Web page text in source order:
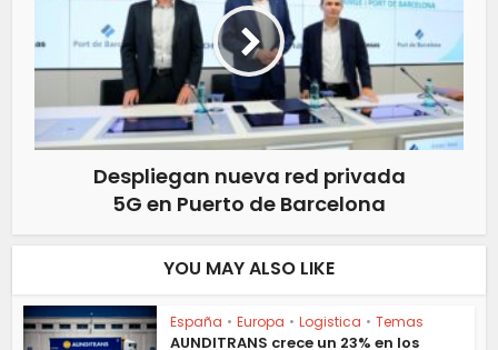
Despliegan nueva red privada
5G en Puerto de Barcelona
YOU MAY ALSO LIKE
España • Europa • Logistica • Temas
AUNDITRANS crece un 23% en los